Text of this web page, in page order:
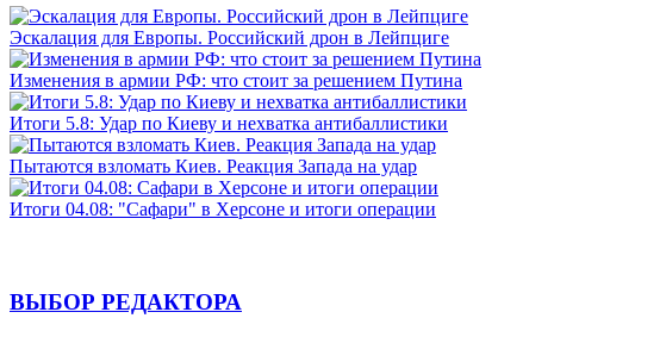
Эскалация для Европы. Российский дрон в Лейпциге
Изменения в армии РФ: что стоит за решением Путина
Итоги 5.8: Удар по Киеву и нехватка антибаллистики
Пытаются взломать Киев. Реакция Запада на удар
Итоги 04.08: "Сафари" в Херсоне и итоги операции
ВЫБОР РЕДАКТОРА